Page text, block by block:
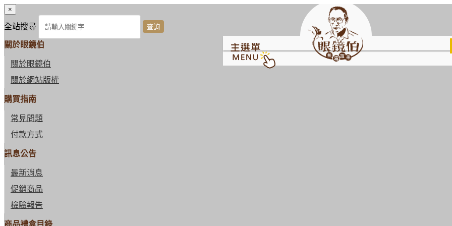
×
全站搜尋
關於眼鏡伯
關於眼鏡伯
關於網站版權
購買指南
常見問題
付款方式
訊息公告
最新消息
促銷商品
檢驗報告
商品禮盒目錄